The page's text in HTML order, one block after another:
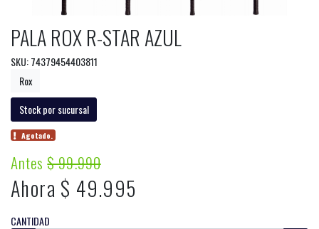
PALA ROX R-STAR AZUL
SKU: 74379454403811
Rox
Stock por sucursal
Agotado.
Antes$ 99.990
Ahora $ 49.995
CANTIDAD